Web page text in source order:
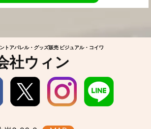
トアパレル・グッズ販売 ビジュアル・コイワ
社ウィン